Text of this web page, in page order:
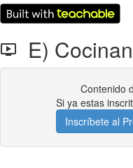
E)
Contenido
Si ya estas
Inscríbete al